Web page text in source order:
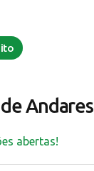
Andares
abertas!